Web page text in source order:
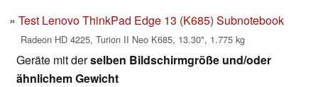
Test Lenovo ThinkPad Edge 13 (K685) Subnotebook
Radeon HD 4225, Turion II Neo K685, 13.30", 1.775 kg
Geräte mit derselben Bildschirmgröße und/oder
ähnlichem Gewicht